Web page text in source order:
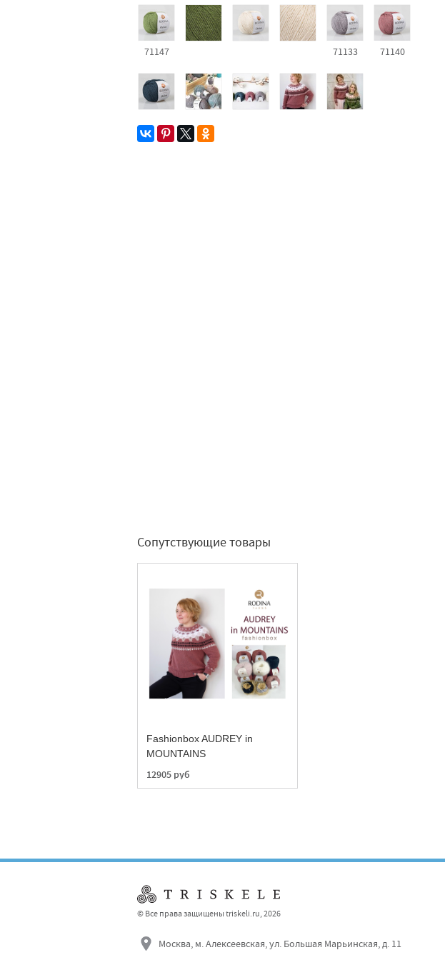
71147 71133 71140
Сопутствующие товары
Fashionbox AUDREY in
MOUNTAINS
12905 руб
© Все права защищены triskeli.ru, 2026
Москва, м. Алексеевская, ул. Большая Марьинская, д. 11